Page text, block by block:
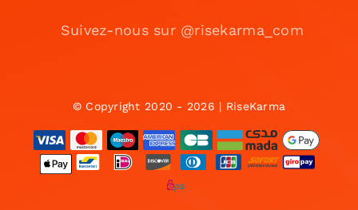
Suivez-nous sur @risekarma_com
© Copyright 2020 - 2026 | RiseKarma